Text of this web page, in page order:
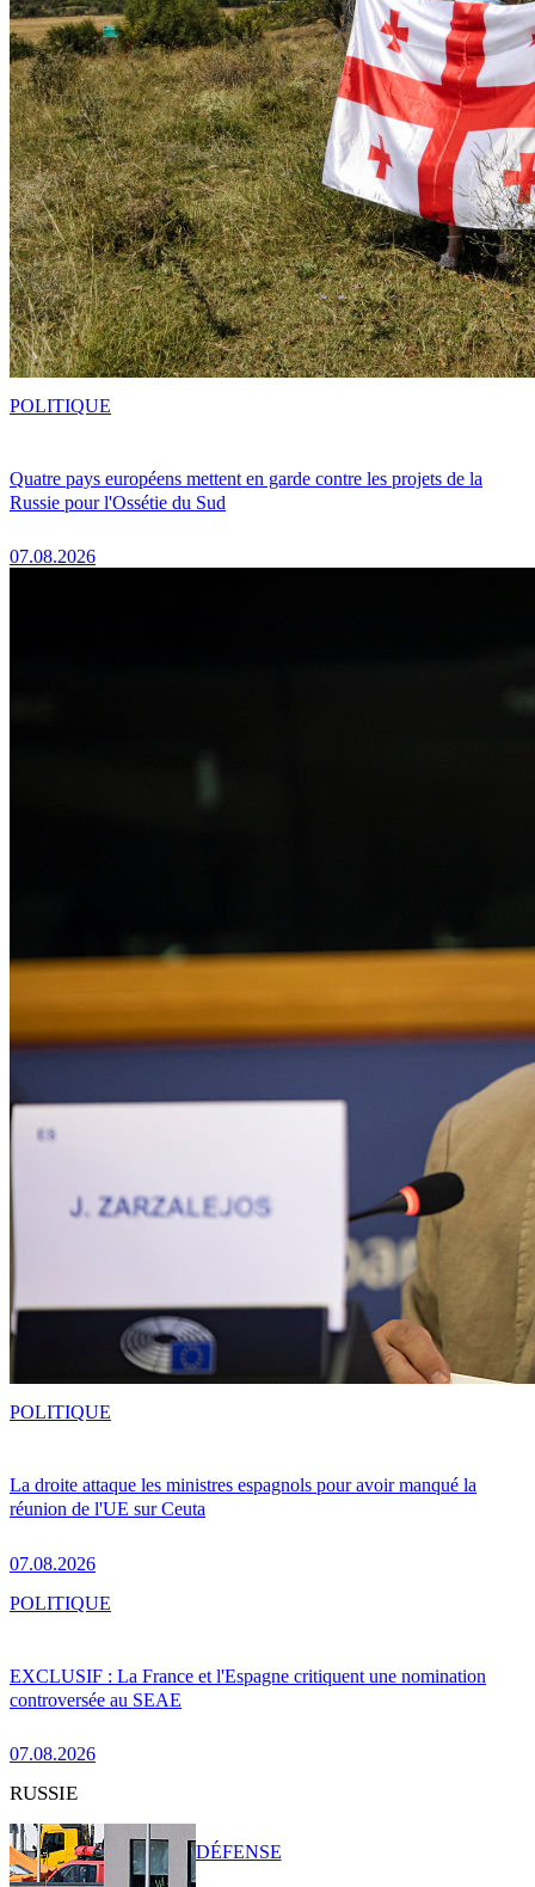
Quatre pays européens mettent en garde contre les projets de la
Russie pour l'Ossétie du Sud
07.08.2026
POLITIQUE
La droite attaque les ministres espagnols pour avoir manqué la
réunion de l'UE sur Ceuta
07.08.2026
POLITIQUE
EXCLUSIF : La France et l'Espagne critiquent une nomination
controversée au SEAE
07.08.2026
POLITIQUE
RUSSIE
DÉFENSE